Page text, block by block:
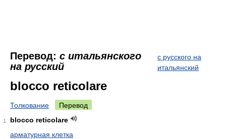
Перевод: с итальянского
на русский
с русского на
итальянский
blocco reticolare
Толкование Перевод
1
blocco reticolare
арматурная клетка